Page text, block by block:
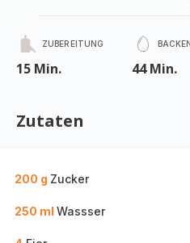
ZUBEREITUNG
15 Min. 44 Min.
Zutaten
200 g Zucker
250 ml Wassser